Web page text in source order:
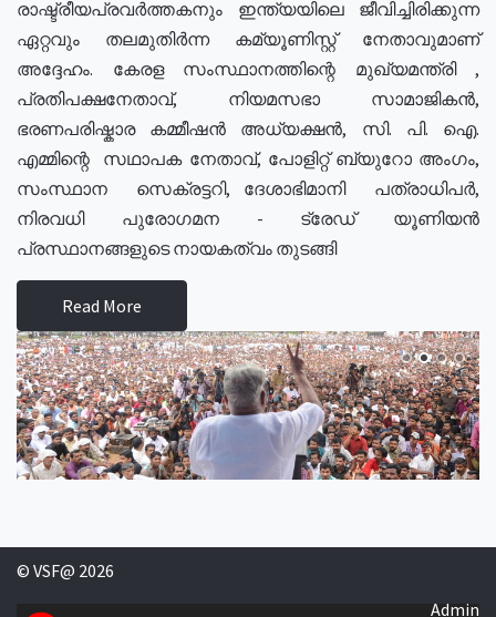
രാഷ്ട്രീയപ്രവർത്തകനും ഇന്ത്യയിലെ ജീവിച്ചിരിക്കുന്ന
ഏറ്റവും തലമുതിർന്ന കമ്യൂണിസ്റ്റ് നേതാവുമാണ്
അദ്ദേഹം. കേരള സംസ്ഥാനത്തിന്റെ മുഖ്യമന്ത്രി ,
പ്രതിപക്ഷനേതാവ്, നിയമസഭാ സാമാജികൻ,
ഭരണപരിഷ്കാര കമ്മീഷൻ അധ്യക്ഷൻ, സി. പി. ഐ.
എമ്മിന്റെ സഥാപക നേതാവ്, പോളിറ്റ് ബ്യുറോ അംഗം,
സംസ്ഥാന സെക്രട്ടറി, ദേശാഭിമാനി പത്രാധിപർ,
നിരവധി പുരോഗമന - ട്രേഡ് യൂണിയൻ
പ്രസ്ഥാനങ്ങളുടെ നായകത്വം തുടങ്ങി
Read More
© VSF@ 2026
Admin